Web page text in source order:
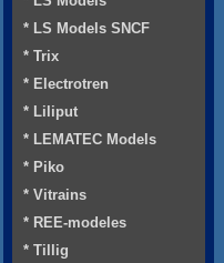
* LS Models SNCF
* Trix
* Electrotren
* Liliput
* LEMATEC Models
* Piko
* Vitrains
* REE-modeles
* Tillig